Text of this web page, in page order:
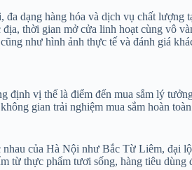
đa dạng hàng hóa và dịch vụ chất
thời gian mở cửa linh hoạt cùng vô
như hình ảnh thực tế và đánh giá
định vị thế là điểm đến mua sắm lý
gian trải nghiệm mua sắm hoàn
của Hà Nội như Bắc Từ Liêm, đại
từ thực phẩm tươi sống, hàng tiêu